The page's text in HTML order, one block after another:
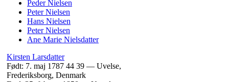
PederNielsen
PeterNielsen
Hans Nielsen
PeterNielsen
Ane Marie Nielsdatter
Kirsten Larsdatter
Født: 7. maj 1787 44 39 — Uvelse,
Frederiksborg, Denmark